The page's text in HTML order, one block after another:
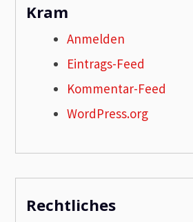
Kram
Anmelden
Eintrags-Feed
Kommentar-Feed
WordPress.org
Rechtliches